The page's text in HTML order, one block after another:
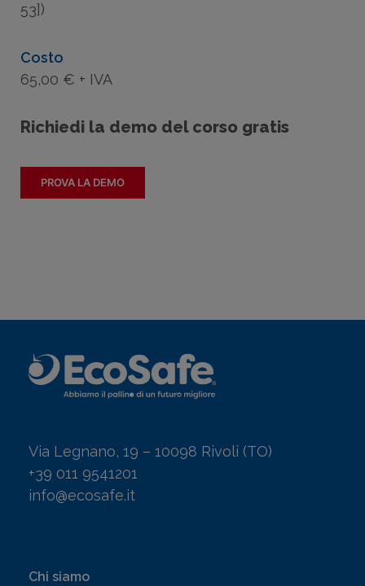
53])
Costo
65,00 € + IVA
Richiedi la demo del corso gratis
PROVA LA DEMO
Via Legnano, 19 – 10098 Rivoli (TO)
+39 011 9541201
info@ecosafe.it
Chi siamo